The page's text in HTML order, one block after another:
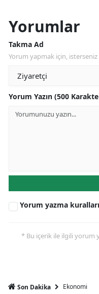
Yorumlar
Takma Ad
Yorum yapmak için, isterseniz
Yorum Yazın (500
Yorum yazma
* Bu içerik ile ilgili yorum
Son Dakika Ekonomi